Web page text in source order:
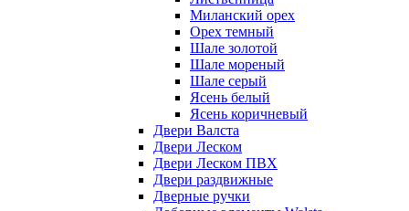
Миланский орех
Орех темный
Шале золотой
Шале мореный
Шале серый
Ясень белый
Ясень коричневый
Двери Валста
Двери Леском
Двери Леском ПВХ
Двери раздвижные
Дверные ручки